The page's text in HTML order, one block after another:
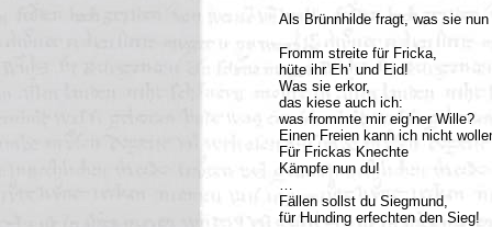
Als Brünnhilde fragt, was sie
Fromm streite für Fricka,
hüte ihr Eh’ und Eid!
Was sie erkor,
das kiese auch ich:
was frommte mir eig’ner Wille?
Einen Freien kann ich nicht
Für Frickas Knechte
Kämpfe nun du!
…
Fällen sollst du Siegmund,
für Hunding erfechten den Sieg!